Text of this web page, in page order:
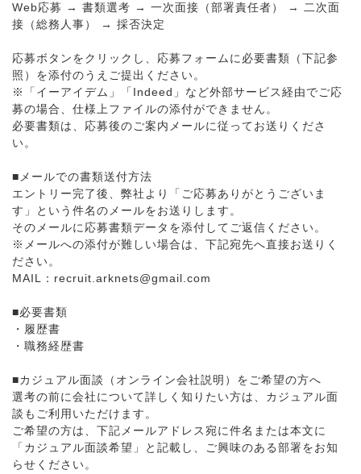
Web応募 → 書類選考 → 一次面接（部署責任者） → 二次面
接（総務人事） → 採否決定
応募ボタンをクリックし、応募フォームに必要書類（下記参
照）を添付のうえご提出ください。
※「イーアイデム」「Indeed」など外部サービス経由でご応
募の場合、仕様上ファイルの添付ができません。
必要書類は、応募後のご案内メールに従ってお送りくださ
い。
■メールでの書類送付方法
エントリー完了後、弊社より「ご応募ありがとうございま
す」という件名のメールをお送りします。
そのメールに応募書類データを添付してご返信ください。
※メールへの添付が難しい場合は、下記宛先へ直接お送りく
ださい。
MAIL：recruit.arknets@gmail.com
■必要書類
・履歴書
・職務経歴書
■カジュアル面談（オンライン会社説明）をご希望の方へ
選考の前に会社について詳しく知りたい方は、カジュアル面
談もご利用いただけます。
ご希望の方は、下記メールアドレス宛に件名または本文に
「カジュアル面談希望」と記載し、ご興味のある部署をお知
らせください。